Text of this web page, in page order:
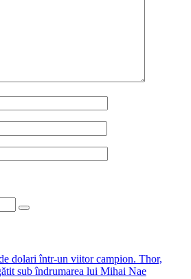
dolari într-un viitor campion. Thor,
sub îndrumarea lui Mihai Nae